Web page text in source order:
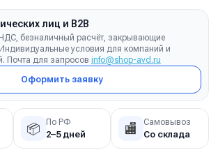
лиц и B2B
безналичный расчёт, закрывающие
условия для компаний и
Почта для запросов info@shop-avd.ru
Оформить заявку
📦 По РФ
2–5 дней 🏬 Самовывоз
Со склада